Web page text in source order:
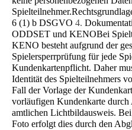
6 (1) b DSGVO 4.
ODDSET und KENOBei
KENO besteht aufgrund der
Spielersperrprüfung für jede
Kundenkartenpflicht. Daher
Identität des Spielteilnehmers
Fall der Vorlage der
vorläufigen Kundenkarte
amtlichen Lichtbildausweis.
Foto erfolgt dies durch den